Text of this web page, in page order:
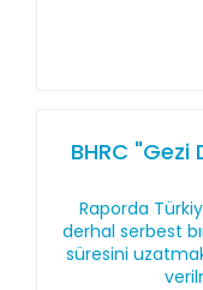
BHRC
Raporda
derhal serbest
süresini